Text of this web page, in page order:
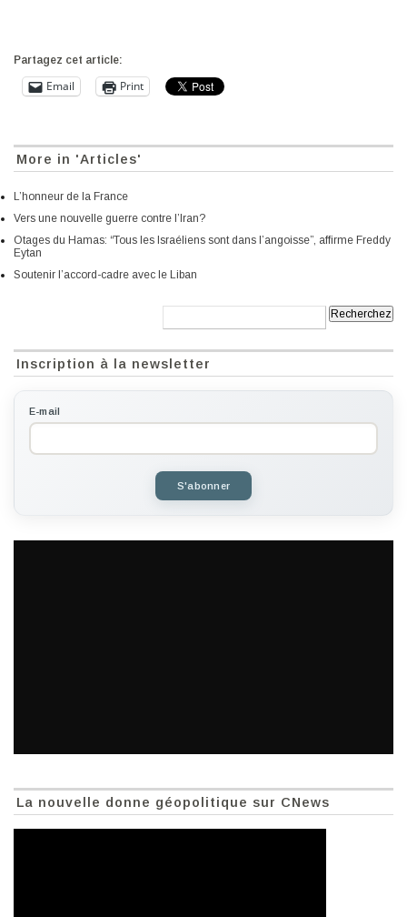
Partagez cet article:
Email Print
More in 'Articles'
L’honneur de la France
Vers une nouvelle guerre contre l’Iran?
Otages du Hamas: “Tous les Israéliens sont dans l’angoisse”, affirme Freddy
Eytan
Soutenir l’accord-cadre avec le Liban
Recherche:
Inscription à la newsletter
E-mail
S'abonner
La nouvelle donne géopolitique sur CNews